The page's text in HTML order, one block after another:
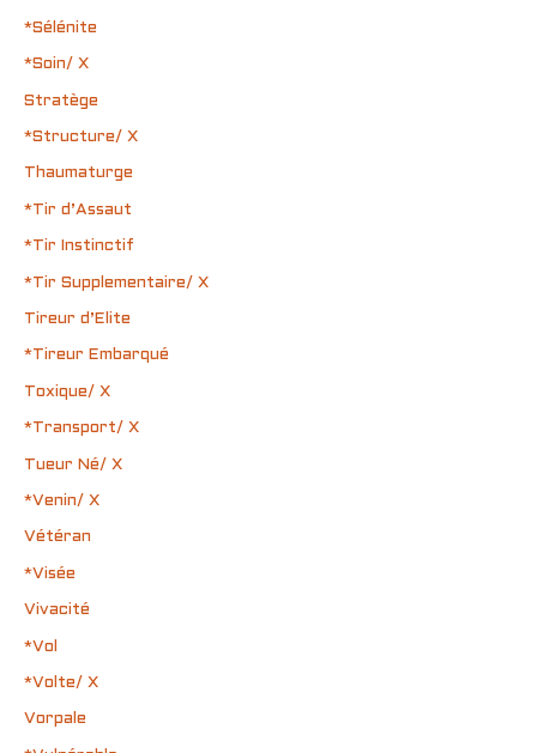
*Sélénite
*Soin/ X
Stratège
*Structure/ X
Thaumaturge
*Tir d’Assaut
*Tir Instinctif
*Tir Supplementaire/ X
Tireur d’Elite
*Tireur Embarqué
Toxique/ X
*Transport/ X
Tueur Né/ X
*Venin/ X
Vétéran
*Visée
Vivacité
*Vol
*Volte/ X
Vorpale